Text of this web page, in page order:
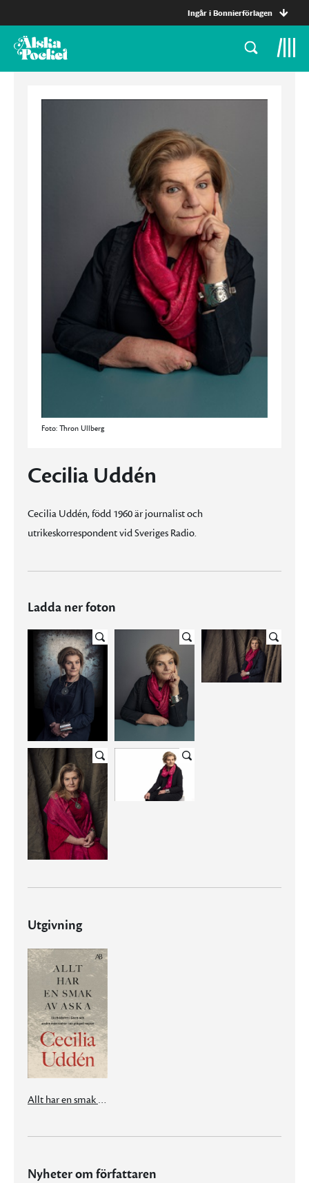
Ingår i Bonnierförlagen
Foto: Thron Ullberg
Cecilia Uddén
Cecilia Uddén, född 1960 är journalist och
utrikeskorrespondent vid Sveriges Radio.
Ladda ner foton
Utgivning
Allt har en smak av aska
Nyheter om författaren